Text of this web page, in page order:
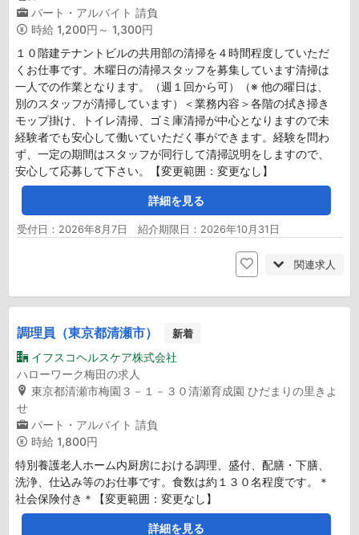
パート・アルバイト 請負
時給 1,200円～ 1,300円
１０階建テナントビルの共用部の清掃を４時間程度していただ
くお仕事です。木曜日の清掃スタッフを募集しています清掃は
一人での作業となります。（週１回から可）（※ 他の曜日は、
別のスタッフが清掃しています）＜業務内容＞各階の拭き掃き
モップ掛け、トイレ清掃、ゴミ庫清掃が中心となりますので未
経験者でも安心して働いていただく事ができます。経験を問わ
ず、一定の期間はスタッフが同行して清掃説明をしますので、
安心して応募して下さい。【変更範囲：変更なし】
詳細を見る
受付日：2026年8月7日 紹介期限日：2026年10月31日
関連求人
調理員（東京都清瀬市） 新着
イフスコヘルスケア株式会社
ハローワーク梅田の求人
東京都清瀬市梅園３－１－３０清瀬育成園 ひだまりの里きよ
せ
パート・アルバイト 請負
時給 1,800円
特別養護老人ホーム内厨房における調理、盛付、配膳・下膳、
洗浄、仕込み等のお仕事です。食数は約１３０名程度です。＊
社会保険付き＊【変更範囲：変更なし】
詳細を見る